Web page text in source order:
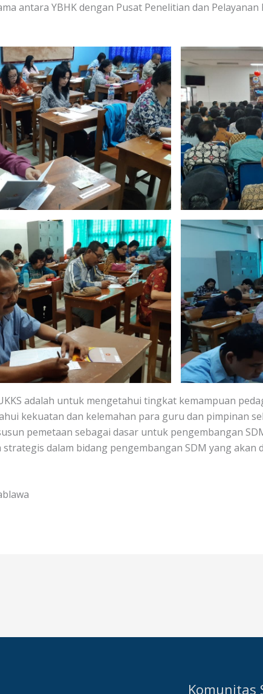
antara YBHK dengan Pusat Penelitian dan
adalah untuk mengetahui tingkat kemampuan
kekuatan dan kelemahan para guru dan pimpinan
pemetaan sebagai dasar untuk pengembangan
dalam bidang pengembangan SDM yang akan
Komunitas